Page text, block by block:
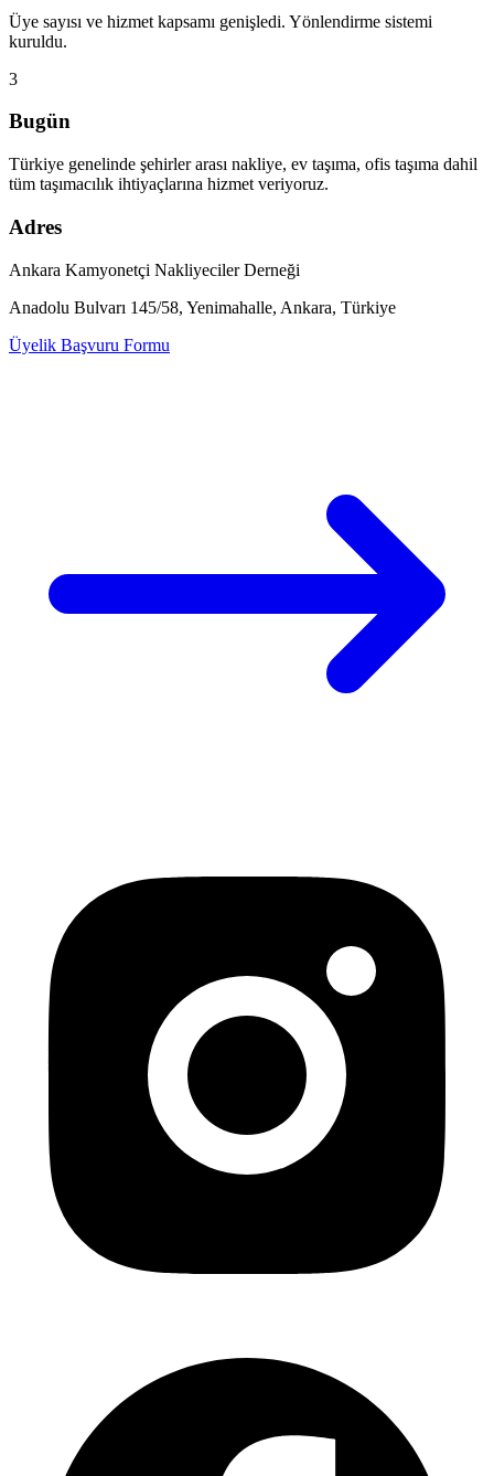
Üye sayısı ve hizmet kapsamı genişledi. Yönlendirme sistemi
kuruldu.
3
Bugün
Türkiye genelinde şehirler arası nakliye, ev taşıma, ofis taşıma dahil
tüm taşımacılık ihtiyaçlarına hizmet veriyoruz.
Adres
Ankara Kamyonetçi Nakliyeciler Derneği
Anadolu Bulvarı 145/58, Yenimahalle, Ankara, Türkiye
Üyelik Başvuru Formu